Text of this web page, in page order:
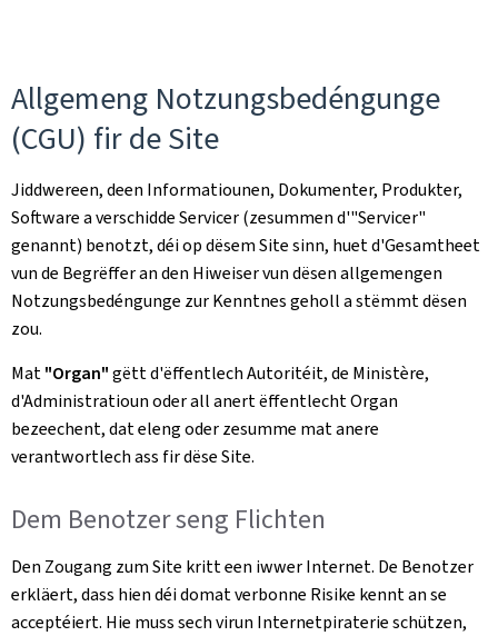
Allgemeng Notzungsbedéngunge
(CGU) fir de Site
Jiddwereen, deen Informatiounen, Dokumenter, Produkter,
Software a verschidde Servicer (zesummen d'"Servicer"
genannt) benotzt, déi op dësem Site sinn, huet d'Gesamtheet
vun de Begrëffer an den Hiweiser vun dësen allgemengen
Notzungsbedéngunge zur Kenntnes geholl a stëmmt dësen
zou.
Mat"Organ"gëtt d'ëffentlech Autoritéit, de Ministère,
d'Administratioun oder all anert ëffentlecht Organ
bezeechent, dat eleng oder zesumme mat anere
verantwortlech ass fir dëse Site.
Dem Benotzer seng Flichten
Den Zougang zum Site kritt een iwwer Internet. De Benotzer
erkläert, dass hien déi domat verbonne Risike kennt an se
acceptéiert. Hie muss sech virun Internetpiraterie schützen,